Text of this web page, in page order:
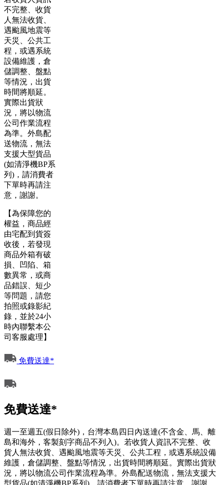
不完整、收貨
人無法收貨、
遇颱風地震等
天災、公共工
程，或遇系統
設備維護，倉
儲調整、盤點
等情況，出貨
時間將順延。
實際出貨狀
況，將以物流
公司作業流程
為準。外島配
送物流，無法
支援大型貨品
(如清淨機BP系
列)，請消費者
下單時再請注
意，謝謝。
【為保障您的
權益，商品經
由宅配到貨簽
收後，若發現
商品外箱有破
損、凹陷、箱
數異常，或商
品錯誤、短少
等問題，請您
拍照或錄影紀
錄，並於24小
時內聯繫本公
司客服處理】
免費送達*
免費送達*
週一至週五(假日除外)，台灣本島四日內送達(不含金、馬、離
島和海外，客製刻字商品不列入)。若收貨人資訊不完整、收
貨人無法收貨、遇颱風地震等天災、公共工程，或遇系統設備
維護，倉儲調整、盤點等情況，出貨時間將順延。實際出貨狀
況，將以物流公司作業流程為準。外島配送物流，無法支援大
型貨品(如清淨機BP系列)，請消費者下單時再請注意，謝謝。